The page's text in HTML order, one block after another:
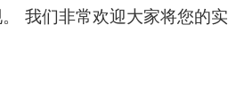
我们非常欢迎大家将您的实